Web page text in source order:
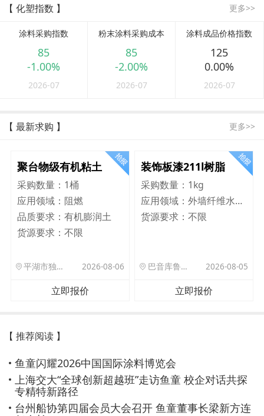
【 化塑指数 】 更多>>
涂料采购指数
85
-1.00%
2026-07
粉末涂料采购成本
85
-2.00%
2026-07
涂料成品价格指数
125
0.00%
2026-07
【 最新求购 】 更多>>
聚台物级有机粘土
采购数量： 1桶
应用领域： 阻燃
品质要求： 有机膨润土
货源要求： 不限
平湖市独山港镇集港路 589 号 2026-08-06
立即报价
装饰板漆211l树脂
采购数量： 1kg
应用领域：
外墙纤维水泥板
货源要求：不限
巴音库鲁提镇,托帕口岸六号库房 2026-08-05
立即报价
【 推荐阅读 】
鱼童闪耀2026中国国际涂料博览会
上海交大“全球创新超越班”走访鱼童 校企对话共探
专精特新路径
台州船协第四届会员大会召开 鱼童董事长梁新方连